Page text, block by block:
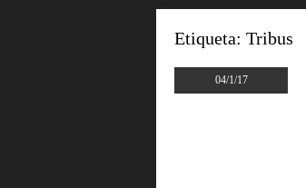
Etiqueta: Tribus
04/1/17